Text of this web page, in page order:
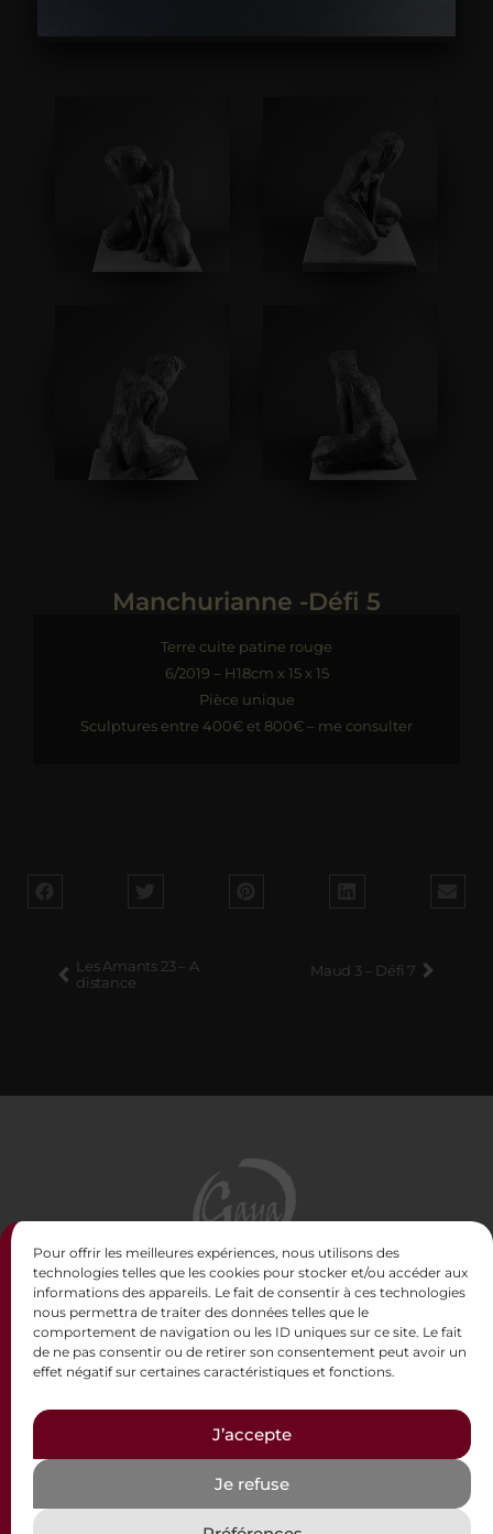
Pour offrir les meilleures expériences, nous utilisons des
technologies telles que les cookies pour stocker et/ou accéder aux
informations des appareils. Le fait de consentir à ces technologies
nous permettra de traiter des données telles que le
comportement de navigation ou les ID uniques sur ce site. Le fait
de ne pas consentir ou de retirer son consentement peut avoir un
effet négatif sur certaines caractéristiques et fonctions.
J’accepte
Je refuse
Manchurianne -Défi 5
Terre cuite patine rouge
6/2019 – H18cm x 15 x 15
Pièce unique
Sculptures entre 400€ et 800€ – me consulter
Les Amants 23 – A
distance
Maud 3 – Défi 7
GAYA Sculptrice - Atelier d’artiste
13 rue Teulère - 33000 Bordeaux
07 68 13 71 06